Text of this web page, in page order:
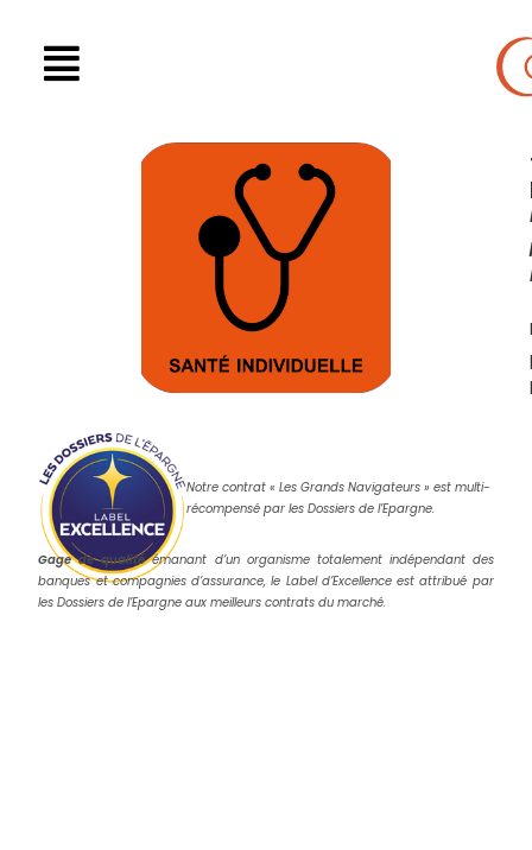
Notre contrat « Les Grands Navigateurs » est multi-
récompensé par les Dossiers de l’Epargne.
Gage de qualitéémanant d’un organisme totalement indépendant des
banques et compagnies d’assurance, le Label d’Excellence est attribué par
les Dossiers de l’Epargne aux meilleurs contrats du marché.